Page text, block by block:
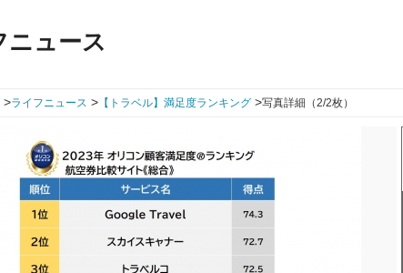
ニュース
>ライフニュース > 【トラベル】満足度ランキング >写真詳細（2/2枚）